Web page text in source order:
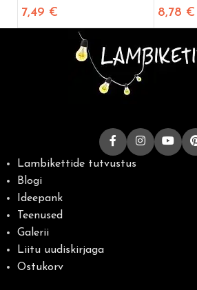
7,49 € 8,78 €
Lambikettide tutvustus
Blogi
Ideepank
Teenused
Galerii
Liitu uudiskirjaga
Ostukorv